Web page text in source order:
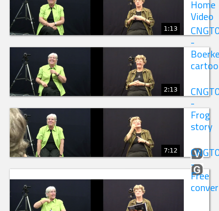
Home
Video
1:13
-
2:13
-
Frog
story
7:12
-
Free